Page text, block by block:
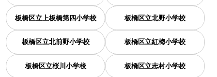
板橋区立上板橋第四小学校 板橋区立北野小学校
板橋区立北前野小学校 板橋区立紅梅小学校
板橋区立桜川小学校 板橋区立志村小学校